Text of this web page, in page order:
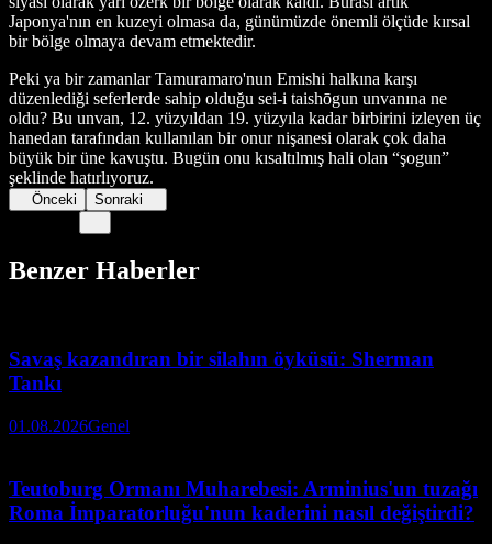
Japonya'nın en kuzeyi olmasa da, günümüzde önemli ölçüde kırsal
bir bölge olmaya devam etmektedir.
Peki ya bir zamanlar Tamuramaro'nun Emishi halkına karşı
düzenlediği seferlerde sahip olduğu sei-i taishōgun unvanına ne
oldu? Bu unvan, 12. yüzyıldan 19. yüzyıla kadar birbirini izleyen üç
hanedan tarafından kullanılan bir onur nişanesi olarak çok daha
büyük bir üne kavuştu. Bugün onu kısaltılmış hali olan “şogun”
şeklinde hatırlıyoruz.
Önceki Sonraki
Benzer Haberler
Savaş kazandıran bir silahın öyküsü: Sherman
Tankı
01.08.2026Genel
Teutoburg Ormanı Muharebesi: Arminius'un tuzağı
Roma İmparatorluğu'nun kaderini nasıl değiştirdi?